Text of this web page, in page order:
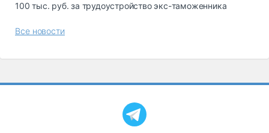
100 тыс. руб. за трудоустройство экс-таможенника
Все новости